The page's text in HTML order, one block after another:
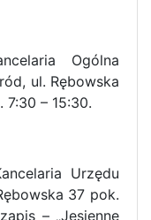
Ogólna
ul. Rębowska
– 15:30.
Urzędu
37 pok.
– „Jesienne